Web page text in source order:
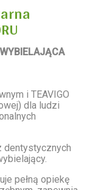
i TEAVIGO
dla ludzi
dentystycznych
pełną opiekę